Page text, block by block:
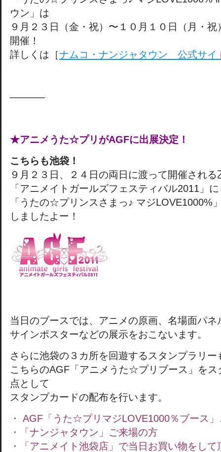
ウン」は
９月２３日（金・祝）〜１０月１０日（月・
開催！
詳しくは［ナムコ・ナンジャタウン 公式サイ
———–
★アニメうた☆プリがAGFに出展決定！
こちらも池袋！
９月２３日、２４日の両日に渡って開催される
「アニメイトガールズフェスティバル2011」に
「うたの☆プリンスさまっ♪ マジLOVE1000%
しましたよー！
当日のブースでは、アニメの原画、名場面パネ
サインポスターなどの展示をおこないます。
さらに池袋の３カ所を回遊するスタンプラリー
こちらのAGF「アニメうた☆プリブース」をス
点として
スタンプカードの配布を行います。
・ AGF「うた☆プリマジLOVE1000％ブース
・「ナンジャタウン」ご来場の方
・「アニメイト池袋店」で当日お買い物をし